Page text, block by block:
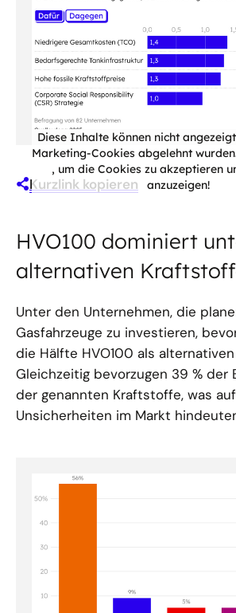
Diese Inhalte können nicht
Marketing-Cookies abgelehnt
, um die Cookies zu akzeptieren
anzuzeigen!
Kurzlink kopieren
HVO100 dominiert
alternativen
Unter den Unternehmen, die
Gasfahrzeuge zu investieren,
die Hälfte HVO100 als
Gleichzeitig bevorzugen 39 % der
der genannten Kraftstoffe, was
Unsicherheiten im Markt